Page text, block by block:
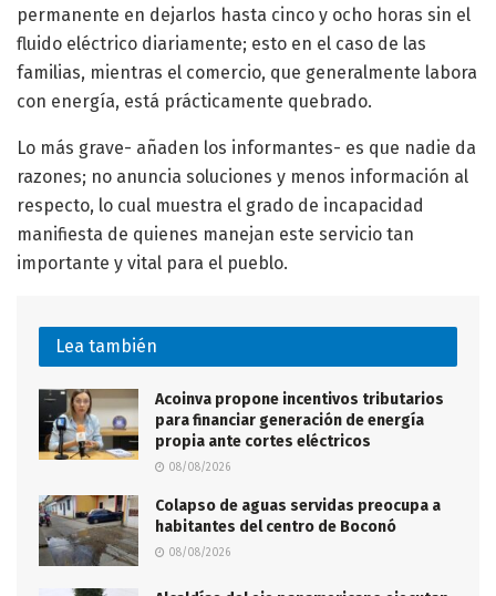
permanente en dejarlos hasta cinco y ocho horas sin el
fluido eléctrico diariamente; esto en el caso de las
familias, mientras el comercio, que generalmente labora
con energía, está prácticamente quebrado.
Lo más grave- añaden los informantes- es que nadie da
razones; no anuncia soluciones y menos información al
respecto, lo cual muestra el grado de incapacidad
manifiesta de quienes manejan este servicio tan
importante y vital para el pueblo.
Lea también
Acoinva propone incentivos tributarios
para financiar generación de energía
propia ante cortes eléctricos
08/08/2026
Colapso de aguas servidas preocupa a
habitantes del centro de Boconó
08/08/2026